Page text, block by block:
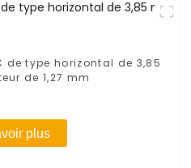
de type horizontal de 3,85
de 1,27 mm
plus